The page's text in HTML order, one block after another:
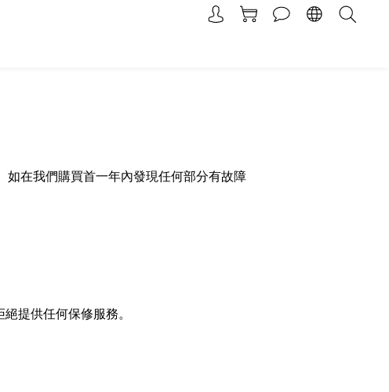
在我們購買首一年內發現任何部分有故障
提供任何保修服務。